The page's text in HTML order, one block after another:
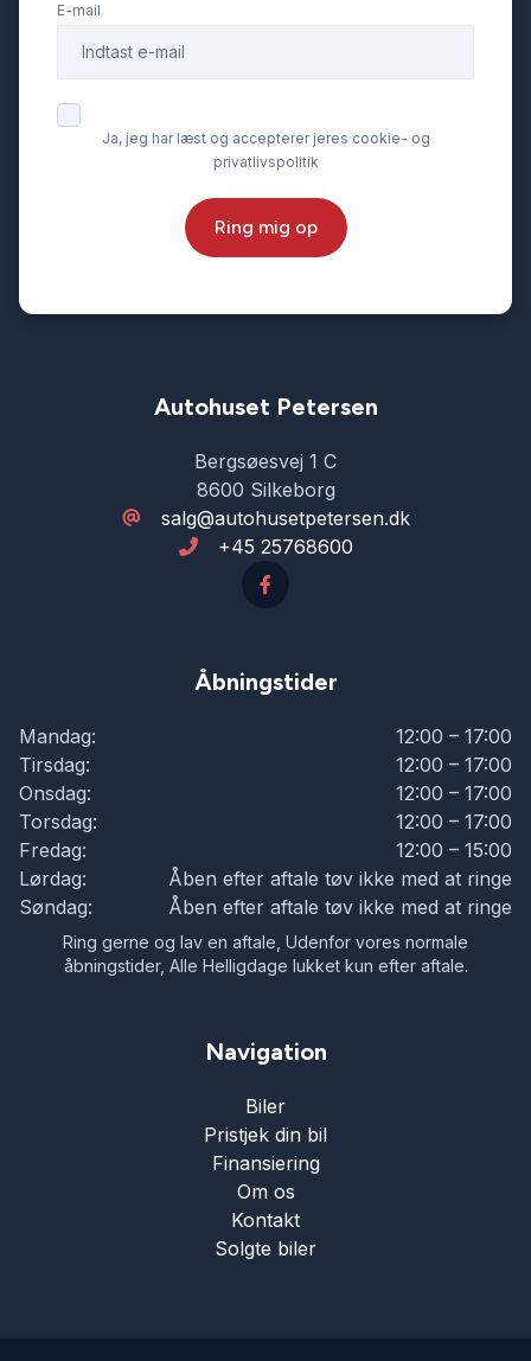
musikstreaming via Bluetooth
navigation
parkeringssensor (bag)
parkeringssensor (for)
splitbagsæde
E-mail
Ja, jeg har læst og accepterer jeres cookie- og
privatlivspolitik
Ring mig op
Autohuset Petersen
Bergsøesvej 1 C
8600 Silkeborg
salg@autohusetpetersen.dk
+45 25768600
Åbningstider
Mandag:
12:00 – 17:00
Tirsdag:
12:00 – 17:00
Onsdag:
12:00 – 17:00
Torsdag:
12:00 – 17:00
Fredag:
12:00 – 15:00
Lørdag:
Åben efter aftale tøv ikke med at ringe
Søndag:
Åben efter aftale tøv ikke med at ringe
Ring gerne og lav en aftale, Udenfor vores normale
åbningstider, Alle Helligdage lukket kun efter aftale.
Navigation
Biler
Pristjek din bil
Finansiering
Om os
Kontakt
Solgte biler